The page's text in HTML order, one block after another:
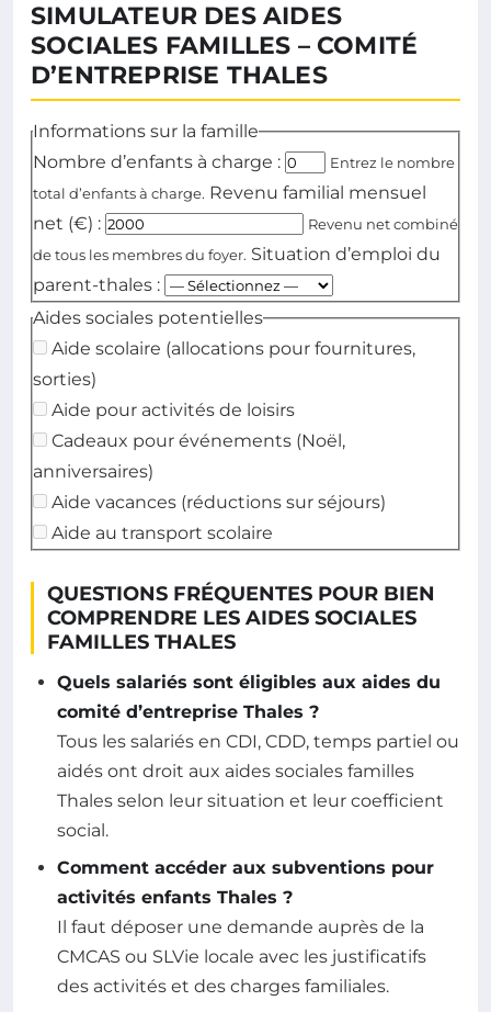
SIMULATEUR DES AIDES
SOCIALES FAMILLES – COMITÉ
D’ENTREPRISE THALES
Informations sur la famille
Nombre d’enfants à charge :
Entrez le nombre
total d’enfants à charge. Revenu familial mensuel
net (€) :
Revenu net combiné
de tous les membres du foyer. Situation d’emploi du
parent-thales :
Aides sociales potentielles
Aide scolaire (allocations pour fournitures,
sorties)
Aide pour activités de loisirs
Cadeaux pour événements (Noël,
anniversaires)
Aide vacances (réductions sur séjours)
Aide au transport scolaire
QUESTIONS FRÉQUENTES POUR BIEN
COMPRENDRE LES AIDES SOCIALES
FAMILLES THALES
Quels salariés sont éligibles aux aides du
comité d’entreprise Thales ?
Tous les salariés en CDI, CDD, temps partiel ou
aidés ont droit aux aides sociales familles
Thales selon leur situation et leur coefficient
social.
Comment accéder aux subventions pour
activités enfants Thales ?
Il faut déposer une demande auprès de la
CMCAS ou SLVie locale avec les justificatifs
des activités et des charges familiales.